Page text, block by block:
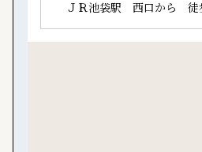
ＪＲ池袋駅　西口から　